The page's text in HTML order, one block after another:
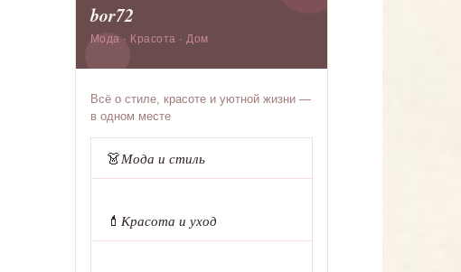
bor72
Мода · Красота · Дом
Всё о стиле, красоте и уютной жизни —
в одном месте
👗Мода и стиль
💄 Красота и уход